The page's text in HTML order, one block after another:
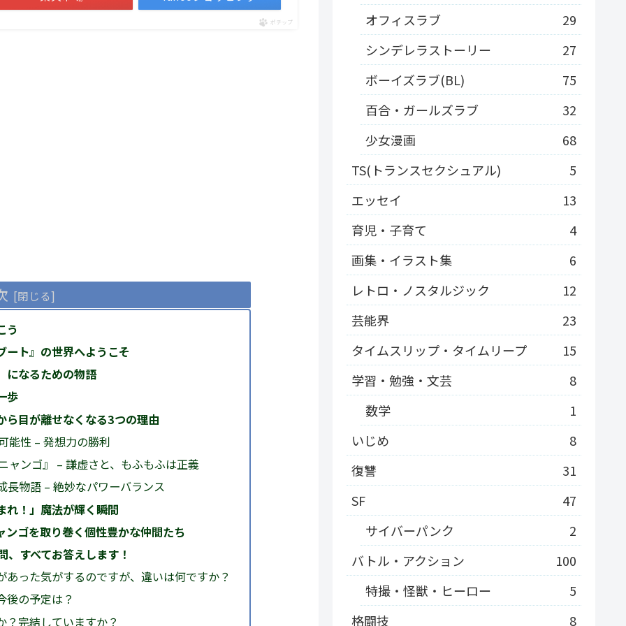
ポチップ
う
ート』の世界へようこそ
になるための物語
歩
ら目が離せなくなる3つの理由
能性 – 発想力の勝利
ンゴ』 – 謙虚さと、もふもふは正義
物語 – 絶妙なパワーバランス
れ！」魔法が輝く瞬間
ゴを取り巻く個性豊かな仲間たち
すべてお答えします！
った気がするのですが、違いは何ですか？
後の予定は？
？完結していますか？
オフィスラブ
29
シンデレラストーリー
27
ボーイズラブ(BL)
75
百合・ガールズラブ
32
少女漫画
68
TS(トランスセクシュアル)
5
エッセイ
13
育児・子育て
4
画集・イラスト集
6
レトロ・ノスタルジック
12
芸能界
23
タイムスリップ・タイムリープ
15
学習・勉強・文芸
8
数学
1
いじめ
8
復讐
31
SF
47
サイバーパンク
2
バトル・アクション
100
特撮・怪獣・ヒーロー
5
格闘技
8